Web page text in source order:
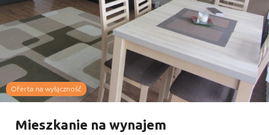
Leaflet|© OpenMapTiles © OpenStreetMap contributors
Oferta na wyłączność
Mieszkanie na wynajem